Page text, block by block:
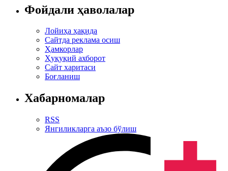
Фойдали ҳаволалар
Лойиҳа ҳақида
Сайтда реклама осиш
Ҳамкорлар
Ҳуқуқий ахборот
Сайт харитаси
Боғланиш
Хабарномалар
RSS
Янгиликларга аъзо бўлиш